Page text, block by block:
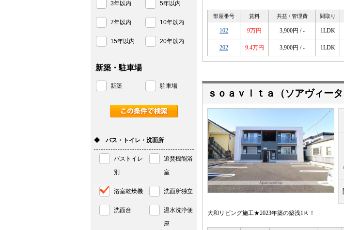
部屋番号 賃料 共益 / 管理費 間取り
102 9万円 3,900円 / - 1LDK
202 9.4万円 3,900円 / - 1LDK
ｓｏａｖｉｔａ（ソアヴィータ
大和リビング施工★2023年築の築浅1Ｋ！
3年以内 5年以内
7年以内 10年以内
15年以内 20年以内
新築・駐車場
新築 駐車場
◆ バス・トイレ・洗面所
バストイレ
別
追焚機能浴
室
浴室乾燥機 洗面所独立
洗面台
温水洗浄便
座